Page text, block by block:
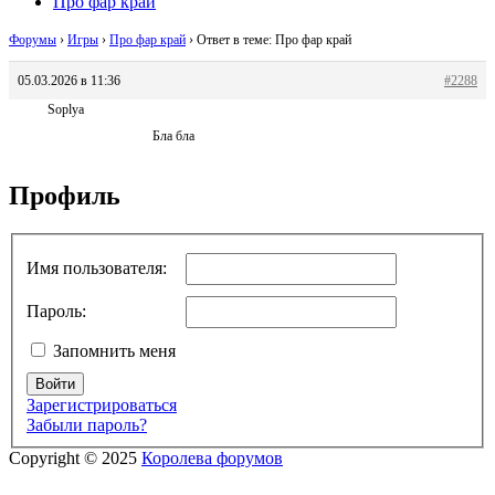
Форумы › Игры › Про фар край › Ответ в теме: Про фар край
05.03.2026 в 11:36
#2288
Soplya
Бла бла
Профиль
Имя пользователя:
Пароль:
Запомнить меня
Войти
Зарегистрироваться
Забыли пароль?
Copyright © 2025 Королева форумов